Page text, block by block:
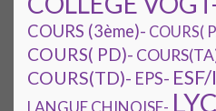
COURS (3ème)- COURS(
COURS( PD)-
COURS(TD)- EPS-
LANGUE CHINOISE-